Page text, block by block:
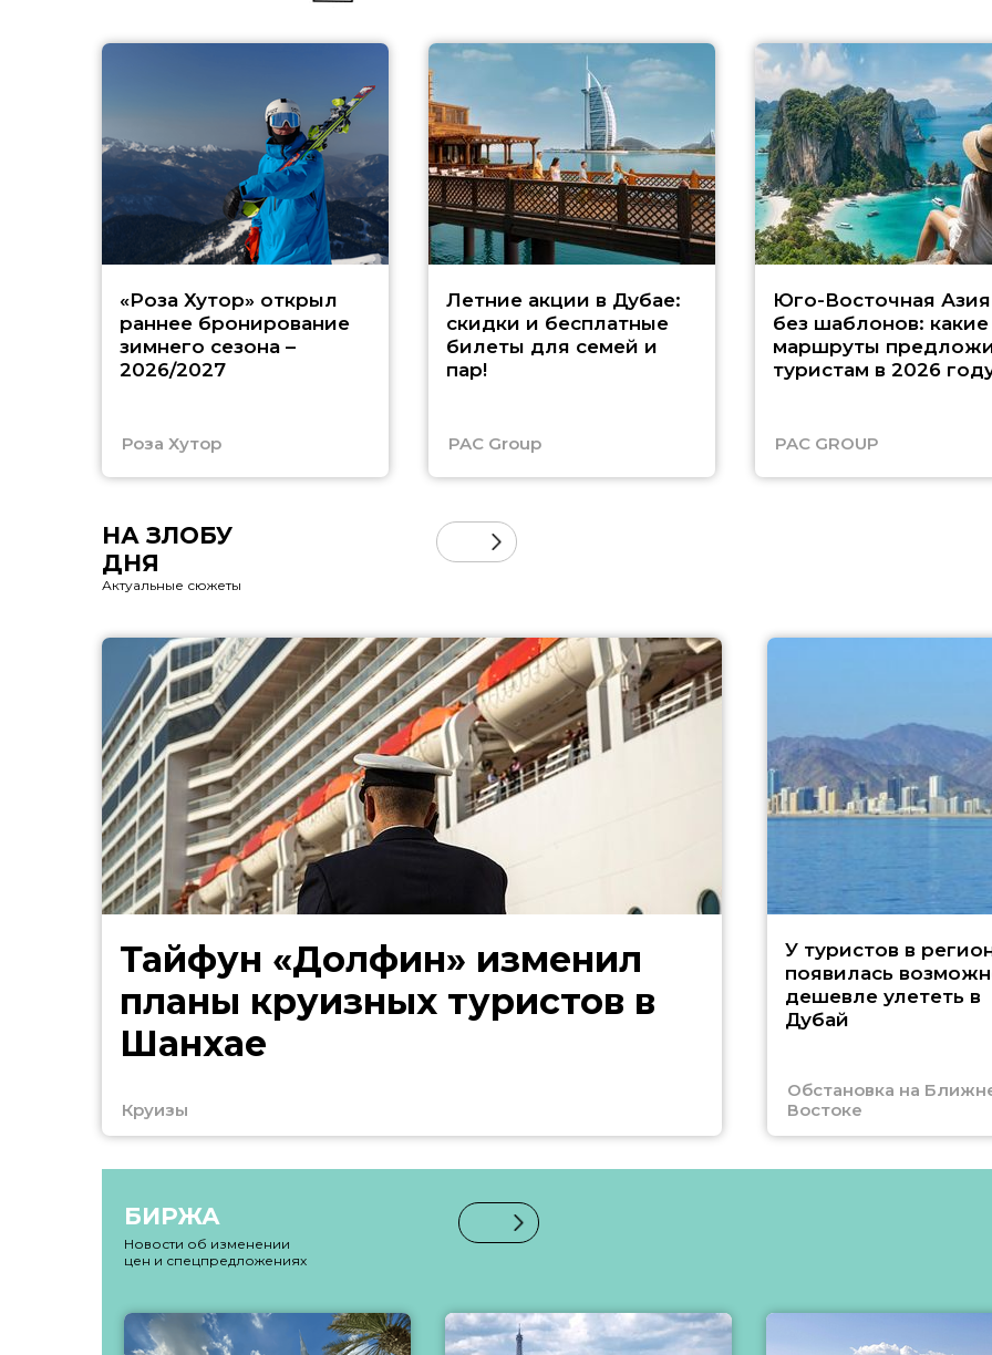
«Роза Хутор» открыл
раннее бронирование
зимнего сезона –
2026/2027
Роза Хутор
Летние акции в Дубае:
скидки и бесплатные
билеты для семей и
пар!
PAC Group
Юго-Восточная Азия
без шаблонов: какие
маршруты
туристам в 2026
PAC GROUP
НА ЗЛОБУ
ДНЯ
Актуальные сюжеты
Тайфун «Долфин» изменил
планы круизных туристов в
Шанхае
Круизы
У туристов в
появилась
дешевле улететь в
Дубай
Обстановка на
Востоке
БИРЖА
Новости об изменении
цен и спецпредложениях